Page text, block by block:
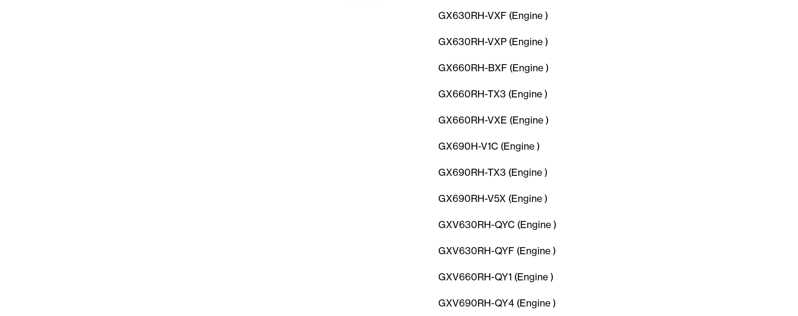
GX630RH-VXF (Engine )
GX630RH-VXP (Engine )
GX660RH-BXF (Engine )
GX660RH-TX3 (Engine )
GX660RH-VXE (Engine )
GX690H-V1C (Engine )
GX690RH-TX3 (Engine )
GX690RH-V5X (Engine )
GXV630RH-QYC (Engine )
GXV630RH-QYF (Engine )
GXV660RH-QY1 (Engine )
GXV690RH-QY4 (Engine )